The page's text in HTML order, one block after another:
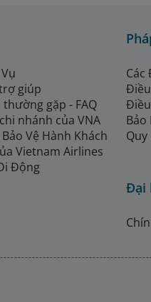
giúp
thường gặp - FAQ
nhánh của VNA
Vệ Hành Khách
Vietnam Airlines
Động
Các
Bảo
Đại